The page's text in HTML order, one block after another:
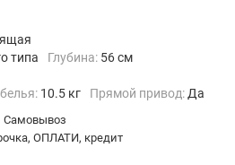
типа Глубина: 56 см
10.5 кг прямой привод: Да
детей, Контроль дисбаланса
Самовывоз
ОПЛАТИ, кредит